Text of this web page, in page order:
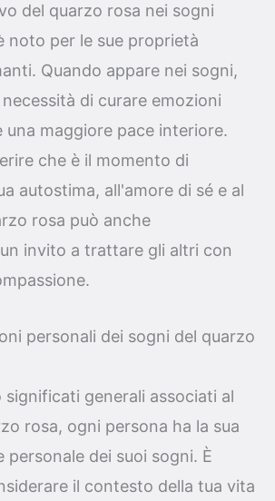
del quarzo rosa nei sogni
noto per le sue proprietà
Quando appare nei sogni,
di curare emozioni
maggiore pace interiore.
che è il momento di
autostima, all'amore di sé e al
rosa può anche
invito a trattare gli altri con
personali dei sogni del quarzo
generali associati al
rosa, ogni persona ha la sua
dei suoi sogni. È
il contesto della tua vita